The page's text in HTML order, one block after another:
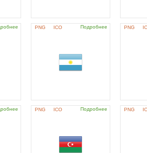
PNG ICO Подробнее PNG
PNG ICO Подробнее PNG